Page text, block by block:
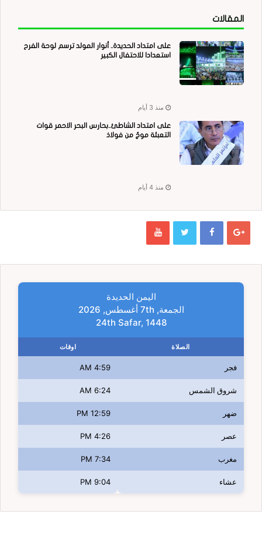
المقالات
على امتداد الحديدة.. أنوار المولد ترسم لوحة الفرح
استعدادا للاحتفال الكبير
منذ 3 أيام
على امتداد الشاطئ..بحارس البحر الاحمر قوات
التعبئة موجٌ من فولاذ
منذ 4 أيام
اليمن الحديدة
الجمعة, 7th أغسطس, 2026
24th Safar, 1448
الصلاة اوقات
فجر 4:59 AM
شروق الشمس 6:24 AM
ضهر 12:59 PM
عصر 4:26 PM
مغرب 7:34 PM
عشاء 9:04 PM